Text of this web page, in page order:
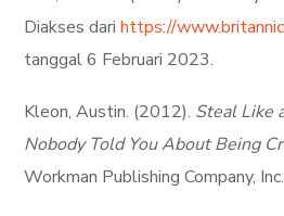
Diakses darihttps://
tanggal 6 Februari 2023.
Kleon, Austin. (2012). Steal Like
Nobody Told You About Being
Workman Publishing Company, Inc.